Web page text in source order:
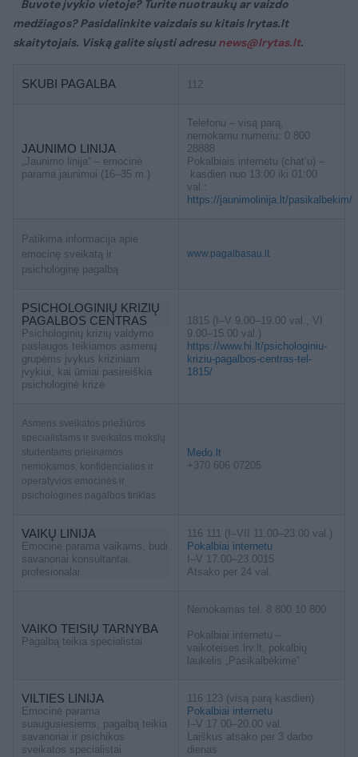
Buvote įvykio vietoje? Turite nuotraukų ar vaizdo
medžiagos? Pasidalinkite vaizdais su kitais lrytas.lt
skaitytojais. Viską galite siųsti adresu news@lrytas.lt.
SKUBI PAGALBA 112
JAUNIMO LINIJA
„Jaunimo linija“ – emocinė
parama jaunimui (16–35 m.)
Telefonu – visą parą,
nemokamu numeriu: 0 800
28888
Pokalbiais internetu (chat’u) –
kasdien nuo 13:00 iki 01:00
val.:
https://jaunimolinija.lt/pasikalbekim/
Patikima informacija apie
emocinę sveikatą ir
psichologinę pagalbą
www.pagalbasau.lt
PSICHOLOGINIŲ KRIZIŲ
PAGALBOS CENTRAS
Psichologinių krizių valdymo
paslaugos teikiamos asmenų
grupėms įvykus kriziniam
įvykiui, kai ūmiai pasireiškia
psichologinė krizė
1815 (I–V 9.00–19.00 val., VI
9.00–15.00 val.)
https://www.hi.lt/psichologiniu-
kriziu-pagalbos-centras-tel-
1815/
Asmens sveikatos priežiūros
specialistams ir sveikatos mokslų
studentams prieinamos
nemokamos, konfidencialios ir
operatyvios emocinės ir
psichologinės pagalbos tinklas
Medo.lt
+370 606 07205
VAIKŲ LINIJA
Emocinė parama vaikams, budi
savanoriai konsultantai,
profesionalai
116 111 (I–VII 11.00–23.00 val.)
Pokalbiai internetu
I–V 17.00–23.0015
Atsako per 24 val.
VAIKO TEISIŲ TARNYBA
Pagalbą teikia specialistai
Nemokamas tel. 8 800 10 800
Pokalbiai internetu –
vaikoteises.lrv.lt, pokalbių
laukelis „Pasikalbėkime“
VILTIES LINIJA
Emocinė parama
suaugusiesiems, pagalbą teikia
savanoriai ir psichikos
sveikatos specialistai
116 123 (visą parą kasdien)
Pokalbiai internetu
I–V 17.00–20.00 val.
Laiškus atsako per 3 darbo
dienas